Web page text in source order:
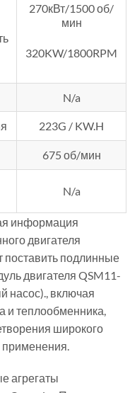
270кВт/1500 об/
мин
320KW/1800RPM
N/a
223G / KW.H
675 об/мин
N/a
информация
двигателя
поставить подлинные
двигателя QSM11-
насос)., включая
и теплообменника,
широкого
агрегаты